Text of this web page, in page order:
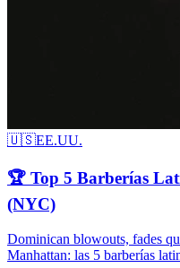
🇺🇸EE.UU.
🏆 Top 5 Barberías
(NYC)
Dominican blowouts, fades
Manhattan: las 5 barberías